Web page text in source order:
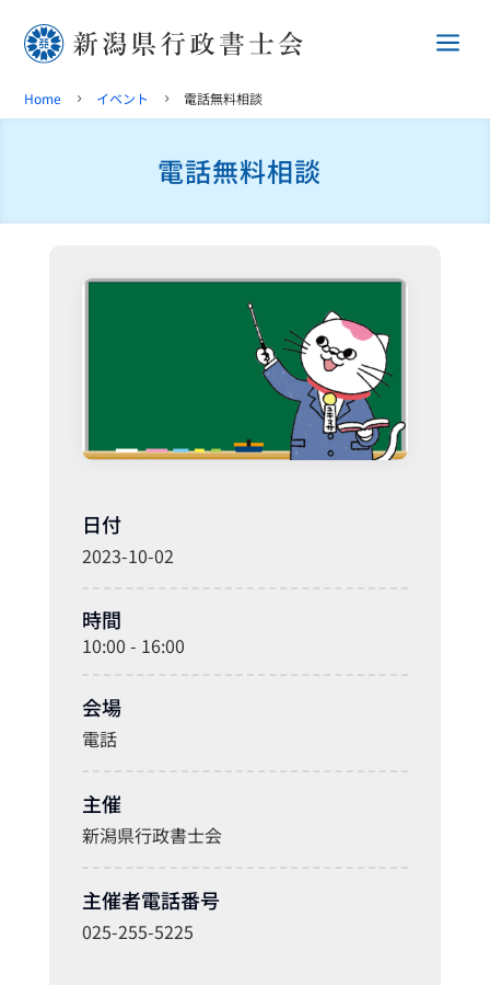
a
Home 5 イベント 5 電話無料相談
電話無料相談
日付
2023-10-02
時間
10:00 - 16:00
会場
電話
主催
新潟県行政書士会
主催者電話番号
025-255-5225